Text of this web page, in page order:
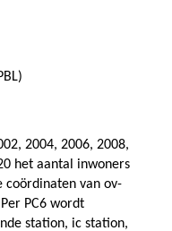
2004, 2006, 2008,
het aantal inwoners
coördinaten van ov-
PC6 wordt
station, ic station,